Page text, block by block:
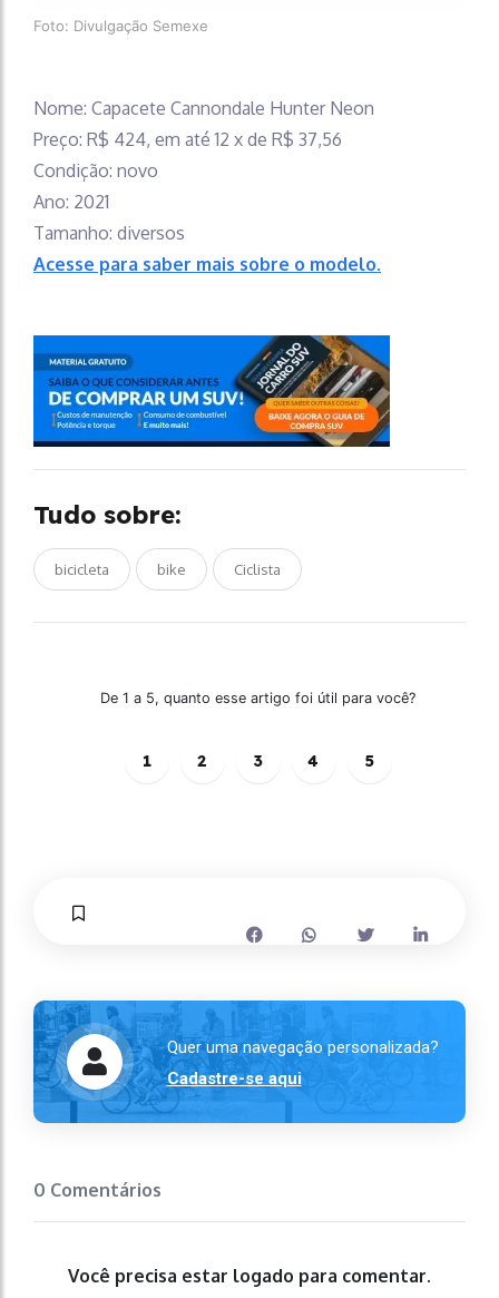
Foto: Divulgação Semexe
Nome: Capacete Cannondale Hunter Neon
Preço: R$ 424, em até 12 x de R$ 37,56
Condição: novo
Ano: 2021
Tamanho: diversos
Acesse para saber mais sobre o modelo.
Tudo sobre:
bicicleta bike Ciclista
De 1 a 5, quanto esse artigo foi útil para você?
1 2 3 4 5
Quer uma navegação personalizada?
Cadastre-se aqui
0 Comentários
Você precisa estar logado para comentar.